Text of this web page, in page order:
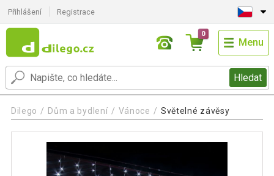
Přihlášení Registrace
Hledat
0
Menu
Dilego Dům a bydlení Vánoce Světelné závěsy